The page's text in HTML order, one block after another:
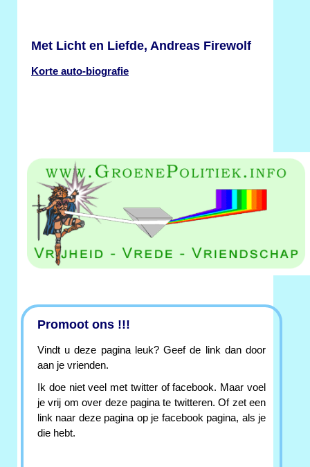
Met Licht en Liefde, Andreas Firewolf
Korte auto-biografie
Promoot ons !!!
Vindt u deze pagina leuk? Geef de link dan door
aan je vrienden.
Ik doe niet veel met twitter of facebook. Maar voel
je vrij om over deze pagina te twitteren. Of zet een
link naar deze pagina op je facebook pagina, als je
die hebt.